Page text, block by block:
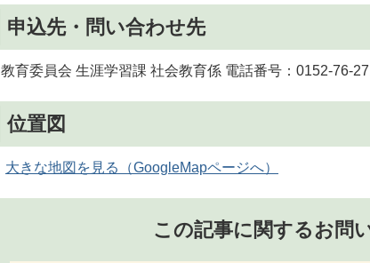
申込先・問い合わせ先
教育委員会 生涯学習課 社会教育係 電話番号：0152-76-
位置図
大きな地図を見る（GoogleMapページへ）
この記事に関するお問